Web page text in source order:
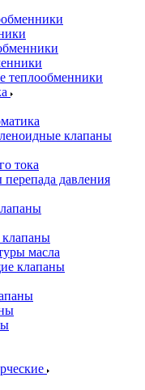
теплообменники
клапаны
тока
давления
клапаны
масла
клапаны